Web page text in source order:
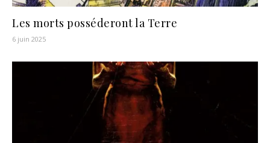
Les morts posséderont la Terre
6 juin 2025